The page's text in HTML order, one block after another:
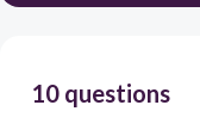
10 questions